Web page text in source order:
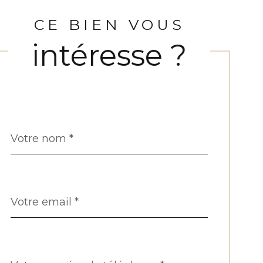
CE BIEN VOUS
intéresse ?
par
*
*